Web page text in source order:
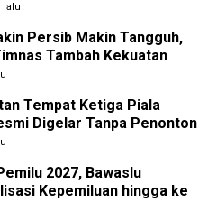
lalu
Persib Makin Tangguh,
Tambah Kekuatan
Tempat Ketiga Piala
Digelar Tanpa Penonton
2027, Bawaslu
Kepemiluan hingga ke